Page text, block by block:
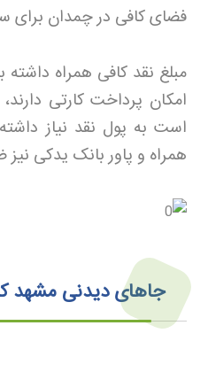
فضای کافی در چمدان برای
مبلغ نقد کافی همراه داشته
امکان پرداخت کارتی
است به پول نقد نیاز
همراه و پاور بانک یدکی
جاهای دیدنی مشهد